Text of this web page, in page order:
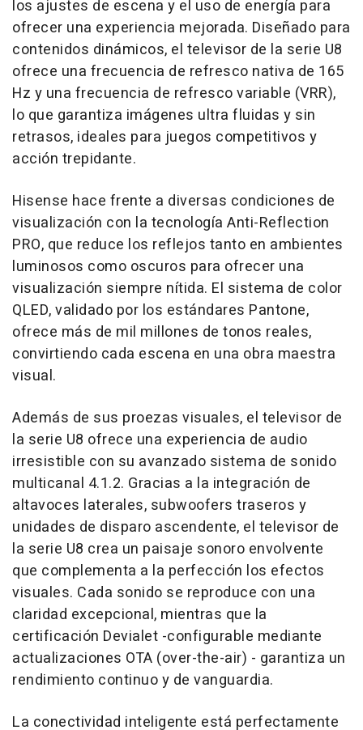
los ajustes de escena y el uso de energía para
ofrecer una experiencia mejorada. Diseñado para
contenidos dinámicos, el televisor de la serie U8
ofrece una frecuencia de refresco nativa de 165
Hz y una frecuencia de refresco variable (VRR),
lo que garantiza imágenes ultra fluidas y sin
retrasos, ideales para juegos competitivos y
acción trepidante.
Hisense hace frente a diversas condiciones de
visualización con la tecnología Anti-Reflection
PRO, que reduce los reflejos tanto en ambientes
luminosos como oscuros para ofrecer una
visualización siempre nítida. El sistema de color
QLED, validado por los estándares Pantone,
ofrece más de mil millones de tonos reales,
convirtiendo cada escena en una obra maestra
visual.
Además de sus proezas visuales, el televisor de
la serie U8 ofrece una experiencia de audio
irresistible con su avanzado sistema de sonido
multicanal 4.1.2. Gracias a la integración de
altavoces laterales, subwoofers traseros y
unidades de disparo ascendente, el televisor de
la serie U8 crea un paisaje sonoro envolvente
que complementa a la perfección los efectos
visuales. Cada sonido se reproduce con una
claridad excepcional, mientras que la
certificación Devialet -configurable mediante
actualizaciones OTA (over-the-air) - garantiza un
rendimiento continuo y de vanguardia.
La conectividad inteligente está perfectamente